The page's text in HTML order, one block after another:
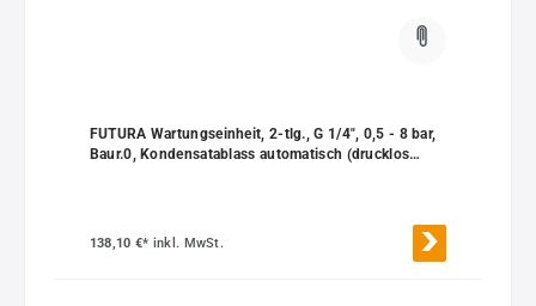
FUTURA Wartungseinheit, 2-tlg., G 1/4", 0,5 - 8 bar,
Baur.0, Kondensatablass automatisch (drucklos
138,10 €* inkl. MwSt.